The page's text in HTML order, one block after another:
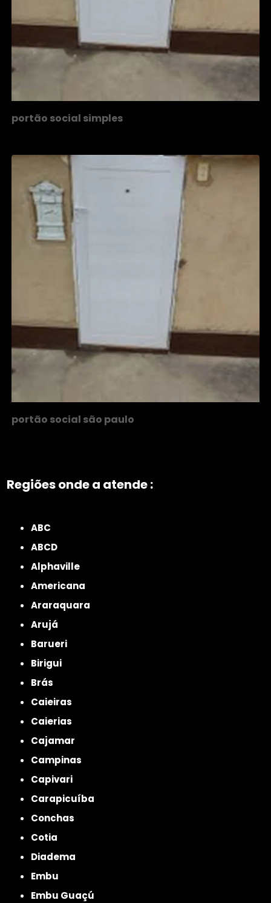
portão social simples
portão social são paulo
Regiões onde a atende :
ABC
ABCD
Alphaville
Americana
Araraquara
Arujá
Barueri
Birigui
Brás
Caieiras
Caierias
Cajamar
Campinas
Capivari
Carapicuíba
Conchas
Cotia
Diadema
Embu
Embu Guaçú